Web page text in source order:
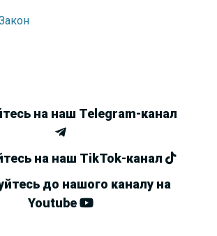
на наш Telegram-канал
на наш TikTok-канал
до нашого каналу на
Youtube